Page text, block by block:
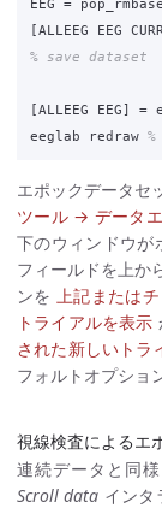
EEG = pop_rmbase
[ALLEEG EEG
% save dataset
[ALLEEG EEG] =
eeglab
redraw
エポックデータセ
ツール → データ
下のウィンドウが
フィールドを上か
ンを上記または
トライアルを表示
された新しいトラ
フォルトオプショ
視線検査によるエ
連続データと同
Scroll data インタ